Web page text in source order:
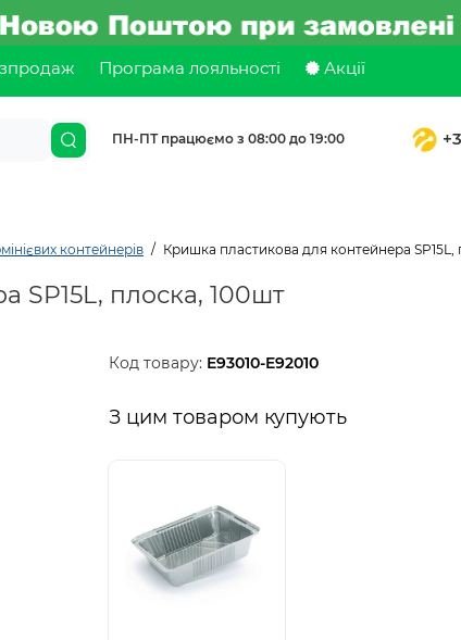
Програма лояльності Акції
ПН-ПТ працюємо з 08:00 до 19:00
контейнерів Кришка пластикова для контейнера SP15L,
SP15L, плоска, 100шт
Код товару: E93010-E92010
З цим товаром купують